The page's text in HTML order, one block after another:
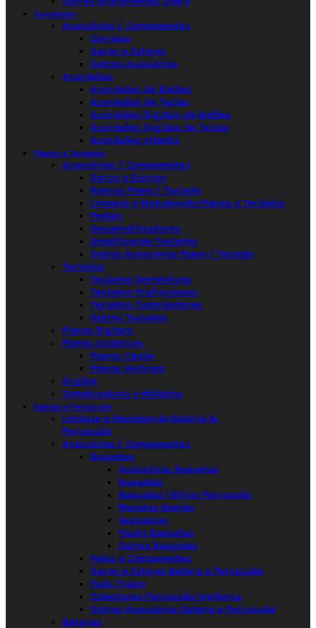
Acordeões
Acessórios / Componentes
Correias
Sacos e Estojos
Outros Acessórios
Acordeões
Acordeões de Botões
Acordeões de Teclas
Acordeões Digitais de Botões
Acordeões Digitais de Teclas
Acordeões Infantis
Pianos e Teclados
Acessórios / Componentes
Sacos e Estojos
Bancos Piano / Teclado
Limpeza e Manutenção Pianos e Teclados
Pedais
Desumidificadores
Amplificação Teclados
Outros Acessórios Piano / Teclado
Teclados
Teclados Domésticos
Teclados Profissionais
Teclados Controladores
Outros Teclados
Pianos Digitais
Pianos Acústicos
Pianos Cauda
Pianos Verticais
Órgãos
Sintetizadores e Módulos
Bateria e Percussão
Limpeza e Manutenção Bateria &
Percussão
Acessórios / Componentes
Baquetas
Acessórios Baquetas
Baquetas
Baquetas | Bilros Percussão
Macetas Bombo
Vassouras
Packs Baquetas
Outras Baquetas
Peles e Componentes
Sacos e Estojos Bateria e Percussão
Pads Treino
Coberturas Percussão Sinfónica
Outros Acessórios Bateria e Percussão
Baterias